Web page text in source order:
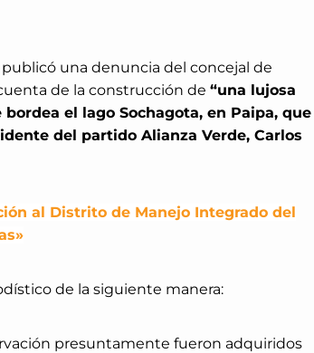
publicó una denuncia del concejal de
de la construcción de “una lujosa
el lago Sochagota, en Paipa, que
del partido Alianza Verde, Carlos
al Distrito de Manejo Integrado del
de la siguiente manera:
presuntamente fueron adquiridos